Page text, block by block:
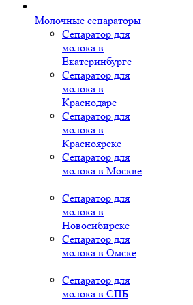
Молочные сепараторы
Сепаратор для
молока в
Екатеринбурге —
Сепаратор для
молока в
Краснодаре —
Сепаратор для
молока в
Красноярске —
Сепаратор для
молока в Москве
—
Сепаратор для
молока в
Новосибирске —
Сепаратор для
молока в Омске
—
Сепаратор для
молока в СПБ